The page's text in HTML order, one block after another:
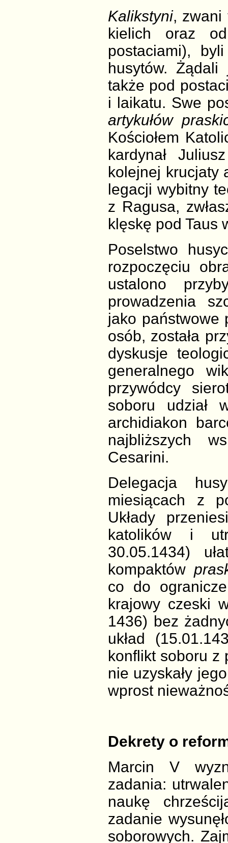
Kalikstyni,
kielich oraz
postaciami),
husytów.
także pod
i laikatu. Swe
artykułów
Kościołem
kardynał
kolejnej krucjaty
legacji wybitny
z Ragusa,
klęskę pod Taus
Poselstwo
rozpoczęciu
ustalono
prowadzenia
jako
osób, została
dyskusje
generalnego
przywódcy
soboru udział
archidiakon
najbliższych
Cesarini.
Delegacja
miesiącach z
Układy
katolików i
30.05.1434)
kompaktów
co do
krajowy czeski
1436) bez
układ
konflikt soboru z
nie uzyskały
wprost
Dekrety o
Marcin V
zadania:
naukę
zadanie
soborowych.